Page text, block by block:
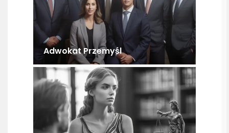
Adwokat Przemyśl